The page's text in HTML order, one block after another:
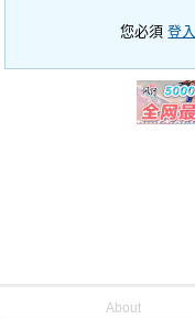
您必須登入
About